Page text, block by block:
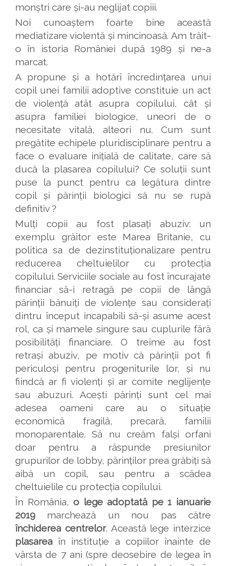
monștri care și-au neglijat copiii.
Noi cunoaștem foarte bine această
mediatizare violentă și mincinoasă. Am trăit-
o în istoria României după 1989 și ne-a
marcat.
A propune și a hotărî încredințarea unui
copil unei familii adoptive constituie un act
de violență atât asupra copilului, cât și
asupra familiei biologice, uneori de o
necesitate vitală, alteori nu. Cum sunt
pregătite echipele pluridisciplinare pentru a
face o evaluare inițială de calitate, care să
ducă la plasarea copilului? Ce soluții sunt
puse la punct pentru ca legătura dintre
copil și părinții biologici să nu se rupă
definitiv ?
Mulți copii au fost plasați abuziv: un
exemplu grăitor este Marea Britanie, cu
politica sa de dezinstituționalizare pentru
reducerea cheltuielilor cu protecția
copilului. Serviciile sociale au fost încurajate
financiar să-i retragă pe copii de lângă
părinții bănuiți de violențe sau considerați
dintru început incapabili să-și asume acest
rol, ca și mamele singure sau cuplurile fără
posibilități financiare. O treime au fost
retrași abuziv, pe motiv că părinții pot fi
periculoși pentru progeniturile lor, și nu
fiindcă ar fi violenți și ar comite neglijențe
sau abuzuri. Acești părinți sunt cel mai
adesea oameni care au o situație
economică fragilă, precară, familii
monoparentale. Să nu creăm falși orfani
doar pentru a răspunde presiunilor
grupurilor de lobby, părinților prea grăbiți să
aibă un copil, sau pentru a scădea
cheltuielile cu protecția copilului.
În România,o lege adoptată pe 1 ianuarie
2019 marchează un nou pas către
închiderea centrelor. Această lege interzice
plasareaîn instituție a copiilor înainte de
vârsta de 7 ani (spre deosebire de legea în